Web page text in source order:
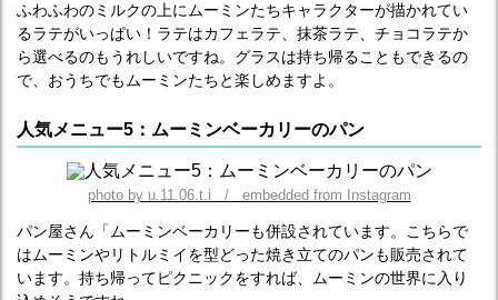
ふわふわのミルクの上にムーミンたちキャラクターが描かれてい
るラテがいっぱい！ラテはカフェラテ、抹茶ラテ、チョコラテか
ら選べるのもうれしいですね。グラスは持ち帰ることもできるの
で、おうちでもムーミンたちと楽しめますよ。
人気メニュー5：ムーミンベーカリーのパン
photo by u.11.06.t.i / embedded from Instagram
パン屋さん「ムーミンベーカリーも併設されています。こちらで
はムーミンやリトルミイを型どった焼き立てのパンも販売されて
います。持ち帰ってピクニックをすれば、ムーミンの世界に入り